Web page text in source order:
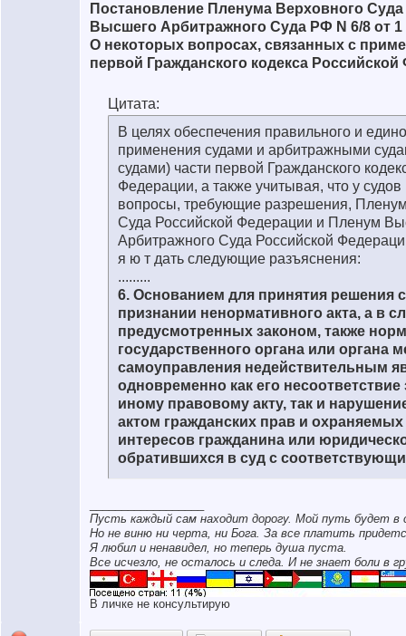
Постановление Пленума Верховного
Высшего Арбитражного Суда РФ N 6/8 от 1
О некоторых вопросах, связанных с
первой Гражданского кодекса
Цитата:
В целях обеспечения правильного и
применения судами и арбитражными
судами) части первой Гражданского
Федерации, а также учитывая, что у судов
вопросы, требующие разрешения,
Суда Российской Федерации и Пленум
Арбитражного Суда Российской
я ю т дать следующие разъяснения:
.........
6. Основанием для принятия решения
признании ненормативного акта, а в
предусмотренных законом, также
государственного органа или органа
самоуправления недействительным
одновременно как его несоответствие
иному правовому акту, так и
актом гражданских прав и
интересов гражданина или
обратившихся в суд с
Пусть каждый сам находит дорогу. Мой путь будет в
Но не виню ни черта, ни Бога. За все платить
Я любил и ненавидел, но теперь душа пуста.
Все исчезло, не осталось и следа. И не знает боли в
В личке не консультирую